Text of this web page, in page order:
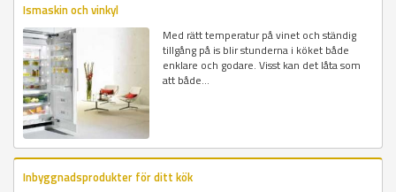
Ismaskin och vinkyl
Med rätt temperatur på vinet och ständig
tillgång på is blir stunderna i köket både
enklare och godare. Visst kan det låta som
att både...
Inbyggnadsprodukter för ditt kök